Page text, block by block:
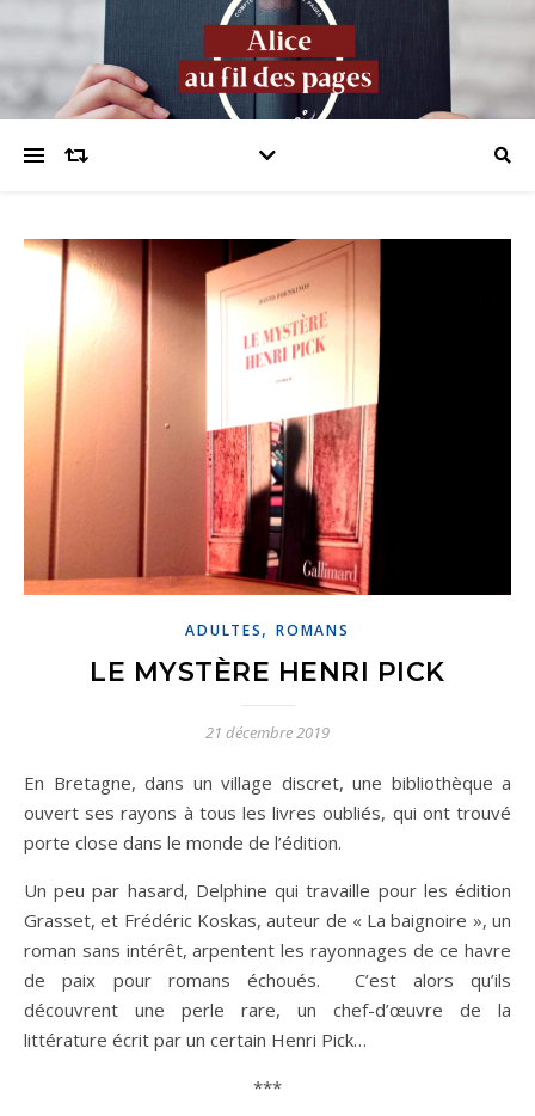
ADULTES,ROMANS
LE MYSTÈRE HENRI PICK
21 décembre 2019
En Bretagne, dans un village discret, une bibliothèque a
ouvert ses rayons à tous les livres oubliés, qui ont trouvé
porte close dans le monde de l’édition.
Un peu par hasard, Delphine qui travaille pour les édition
Grasset, et Frédéric Koskas, auteur de « La baignoire », un
roman sans intérêt, arpentent les rayonnages de ce havre
de paix pour romans échoués. C’est alors qu’ils
découvrent une perle rare, un chef-d’œuvre de la
littérature écrit par un certain Henri Pick…
***